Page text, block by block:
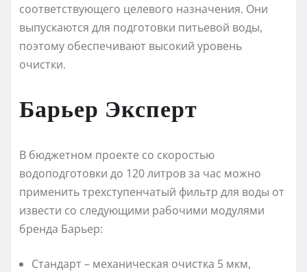
соответствующего целевого назначения. Они
выпускаются для подготовки питьевой воды,
поэтому обеспечивают высокий уровень
очистки.
Барьер Эксперт
В бюджетном проекте со скоростью
водоподготовки до 120 литров за час можно
применить трехступенчатый фильтр для воды от
извести со следующими рабочими модулями
бренда Барьер:
Стандарт – механическая очистка 5 мкм,